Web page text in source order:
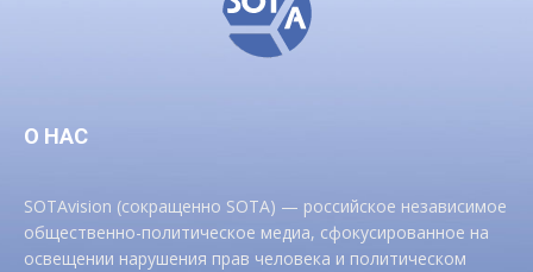
О НАС
SOTAvision (сокращенно SOTA) — российское независимое
общественно-политическое медиа, сфокусированное на
освещении нарушения прав человека и политическом